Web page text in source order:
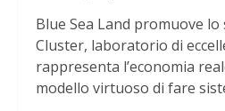
Blue Sea Land promuove
Cluster, laboratorio di
rappresenta l’economia
modello virtuoso di fare